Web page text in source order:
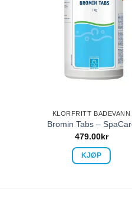
KLORFRITT BADEVANN
Bromin Tabs –
479.00kr
KJØP